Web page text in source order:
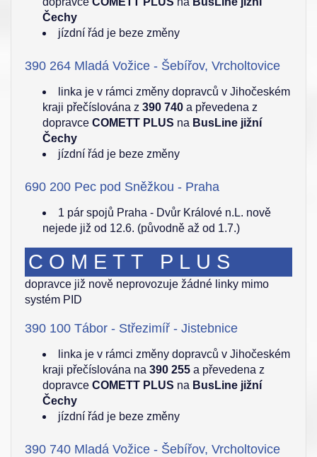
Čechy
jízdní řád je beze změny
390 264 Mladá Vožice - Šebířov, Vrcholtovice
linka je v rámci změny dopravců v Jihočeském
kraji přečíslována z 390 740 a převedena z
dopravce COMETT PLUS na BusLine jižní
Čechy
jízdní řád je beze změny
690 200 Pec pod Sněžkou - Praha
1 pár spojů Praha - Dvůr Králové n.L. nově
nejede již od 12.6. (původně až od 1.7.)
COMETT PLUS
dopravce již nově neprovozuje žádné linky mimo
systém PID
390 100 Tábor - Střezimíř - Jistebnice
linka je v rámci změny dopravců v Jihočeském
kraji přečíslována na 390 255 a převedena z
dopravce COMETT PLUS na BusLine jižní
Čechy
jízdní řád je beze změny
390 740 Mladá Vožice - Šebířov, Vrcholtovice